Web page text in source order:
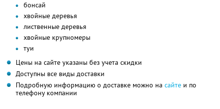
бонсай
хвойные деревья
лиственные деревья
хвойные крупномеры
туи
Цены на сайте указаны без учета скидки
Доступны все виды доставки
Подробную информацию о доставке можно на сайте и по
телефону компании